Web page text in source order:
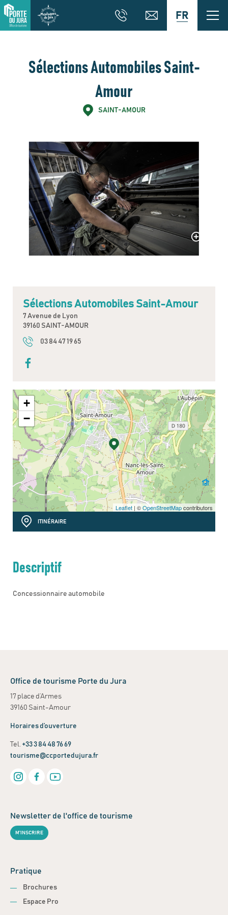
FR
Sélections Automobiles Saint-
Amour
SAINT-AMOUR
Sélections Automobiles Saint-Amour
7 Avenue de Lyon
39160 SAINT-AMOUR
03 84 47 19 65
+
−
Leaflet | ©OpenStreetMapcontributors
ITINÉRAIRE
Descriptif
Concessionnaire automobile
Office de tourisme Porte du Jura
17 place d’Armes
39160 Saint-Amour
Horaires d’ouverture
Tel. +33 3 84 48 76 69
tourisme@ccportedujura.fr
Newsletter de l'office de tourisme
M'INSCRIRE
Pratique
Brochures
Espace Pro